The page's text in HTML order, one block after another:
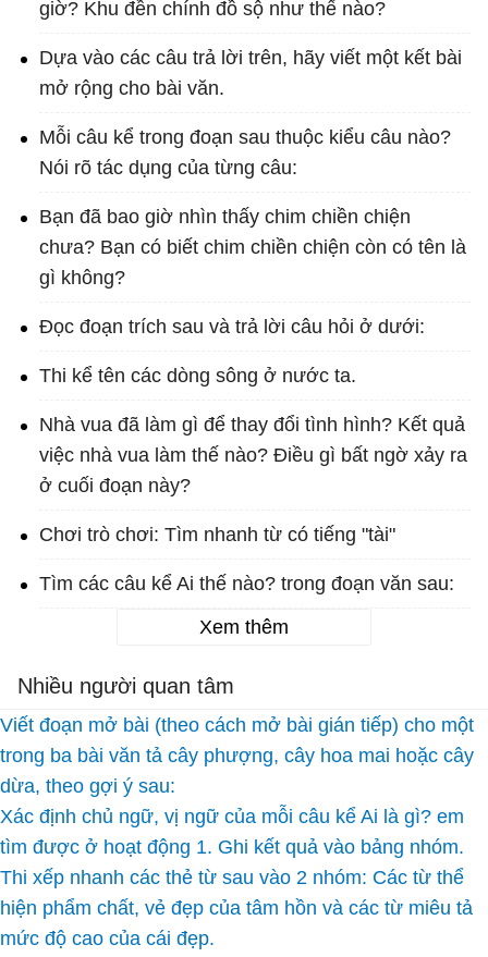
giờ? Khu đền chính đồ sộ như thế nào?
Dựa vào các câu trả lời trên, hãy viết một kết bài
mở rộng cho bài văn.
Mỗi câu kể trong đoạn sau thuộc kiểu câu nào?
Nói rõ tác dụng của từng câu:
Bạn đã bao giờ nhìn thấy chim chiền chiện
chưa? Bạn có biết chim chiền chiện còn có tên là
gì không?
Đọc đoạn trích sau và trả lời câu hỏi ở dưới:
Thi kể tên các dòng sông ở nước ta.
Nhà vua đã làm gì để thay đổi tình hình? Kết quả
việc nhà vua làm thế nào? Điều gì bất ngờ xảy ra
ở cuối đoạn này?
Chơi trò chơi: Tìm nhanh từ có tiếng "tài"
Tìm các câu kể Ai thế nào? trong đoạn văn sau:
Xem thêm
Nhiều người quan tâm
Viết đoạn mở bài (theo cách mở bài gián tiếp) cho một
trong ba bài văn tả cây phượng, cây hoa mai hoặc cây
dừa, theo gợi ý sau:
Xác định chủ ngữ, vị ngữ của mỗi câu kể Ai là gì? em
tìm được ở hoạt động 1. Ghi kết quả vào bảng nhóm.
Thi xếp nhanh các thẻ từ sau vào 2 nhóm: Các từ thể
hiện phẩm chất, vẻ đẹp của tâm hồn và các từ miêu tả
mức độ cao của cái đẹp.